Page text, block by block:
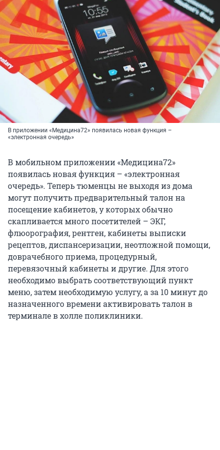
В приложении «Медицина72» появилась новая функция –
«электронная очередь»
В мобильном приложении «Медицина72»
появилась новая функция – «электронная
очередь». Теперь тюменцы не выходя из дома
могут получить предварительный талон на
посещение кабинетов, у которых обычно
скапливается много посетителей – ЭКГ,
флюорография, рентген, кабинеты выписки
рецептов, диспансеризации, неотложной помощи,
доврачебного приема, процедурный,
перевязочный кабинеты и другие. Для этого
необходимо выбрать соответствующий пункт
меню, затем необходимую услугу, а за 10 минут до
назначенного времени активировать талон в
терминале в холле поликлиники.